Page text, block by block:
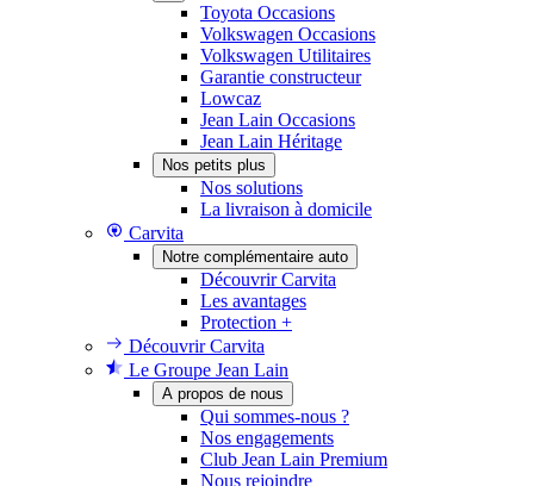
Toyota Occasions
Volkswagen Occasions
Volkswagen Utilitaires
Garantie constructeur
Lowcaz
Jean Lain Occasions
Jean Lain Héritage
Nos petits plus
Nos solutions
La livraison à domicile
Carvita
Notre complémentaire auto
Découvrir Carvita
Les avantages
Protection +
Découvrir Carvita
Le Groupe Jean Lain
A propos de nous
Qui sommes-nous ?
Nos engagements
Club Jean Lain Premium
Nous rejoindre